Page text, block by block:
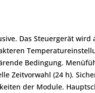
Das Steuergerät
Bedingung.
Zeitvorwahl (24 h).
der Module.